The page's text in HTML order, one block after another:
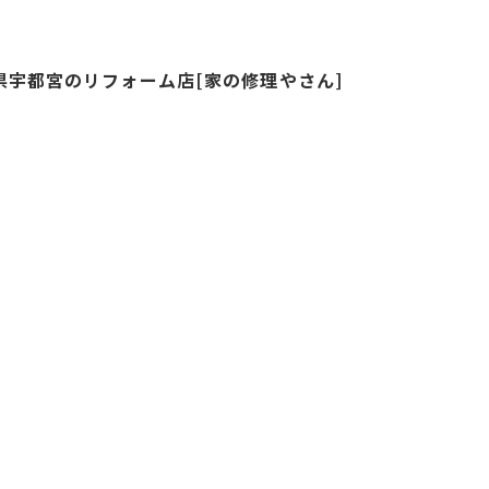
宇都宮のリフォーム店[家の修理やさん]